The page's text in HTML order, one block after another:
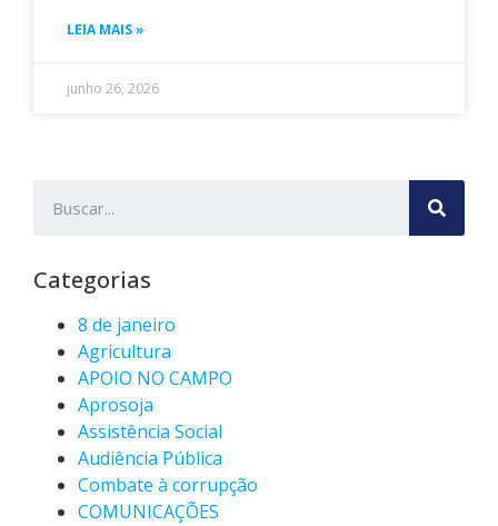
LEIA MAIS »
junho 26, 2026
Categorias
8 de janeiro
Agricultura
APOIO NO CAMPO
Aprosoja
Assistência Social
Audiência Pública
Combate à corrupção
COMUNICAÇÕES